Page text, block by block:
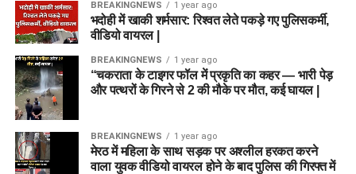
BREAKINGNEWS 1 year ago
भदोही में खाकी शर्मसार: रिश्वत लेते पकड़े गए पुलिसकर्मी,
वीडियो वायरल |
BREAKINGNEWS 1 year ago
“चकराता के टाइगर फॉल में प्रकृति का कहर — भारी पेड़
और पत्थरों के गिरने से 2 की मौके पर मौत, कई घायल |
BREAKINGNEWS 1 year ago
मेरठ में महिला के साथ सड़क पर अश्लील हरकत करने
वाला युवक वीडियो वायरल होने के बाद पुलिस की गिरफ्त में